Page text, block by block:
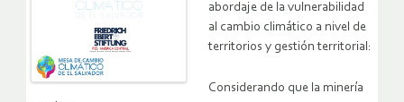
abordaje de la vulnerabilidad
al cambio climático a nivel de
territorios y gestión territorial:
Considerando que la minería